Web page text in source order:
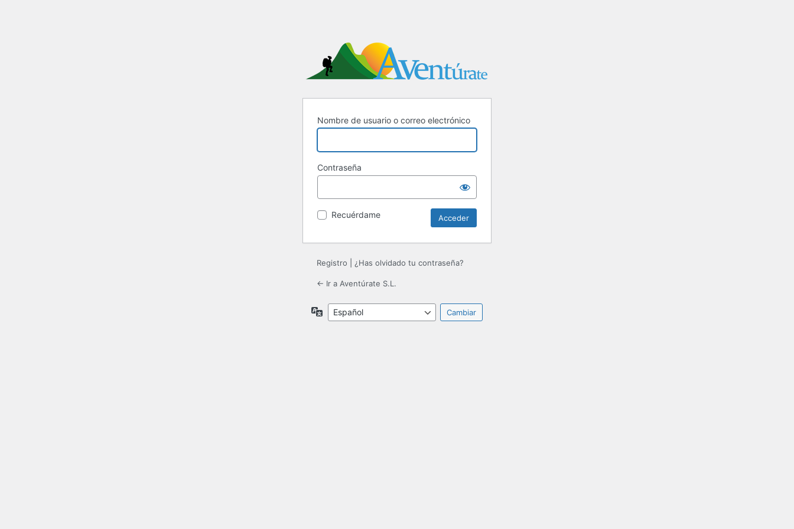
Nombre de usuario o correo electrónico
Contraseña
Recuérdame
Registro ¿Has olvidado tu contraseña?
← Ir a Aventúrate S.L.
Idioma